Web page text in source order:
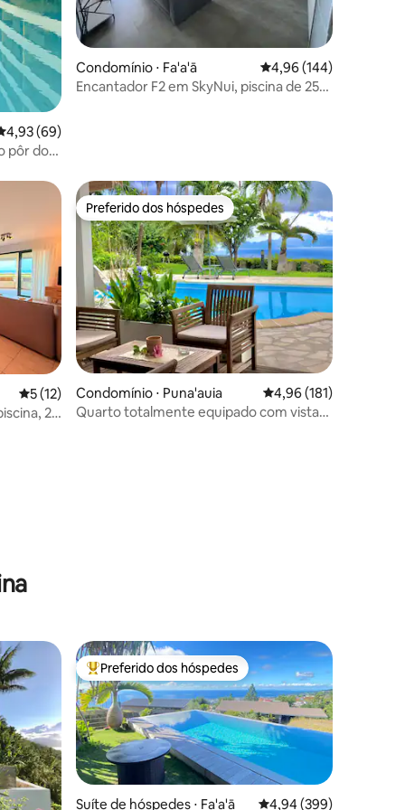
de uma avaliação média de 5, 69 avaliações
4,93 (69)
pôr do
Condomínio ⋅ Fa'a'ā 4,96 de uma avaliação
4,96 (144)
Encantador F2 em SkyNui, piscina de 25m
hóspedes
5 de uma avaliação média de 5, 12 avaliações
5 (12)
2
Preferido dos hóspedes
Preferido dos hóspedes
Condomínio ⋅ Puna'auia 4,96 de uma avaliação
4,96 (181)
Quarto totalmente equipado com vista
hóspedes Entre os melhores preferidos dos hóspedes
Preferido dos hóspedes
Suíte de hóspedes ⋅ Fa'a'ā 4,94 de uma avaliação
4,94 (399)